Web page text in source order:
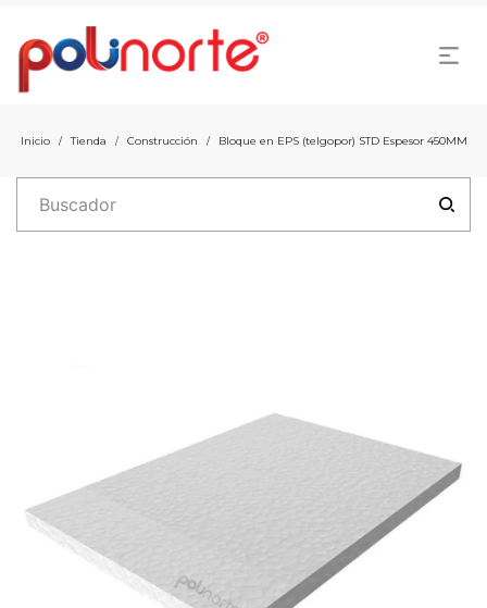
Inicio / Tienda / Construcción / Bloque en EPS (telgopor) STD Espesor 450MM